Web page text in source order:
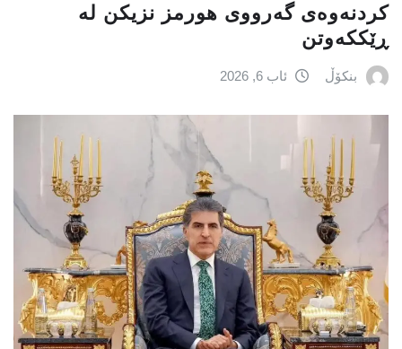
كردنەوەی گەرووی هورمز نزیكن لە
ڕێككەوتن
بنکۆڵ ئاب 6, 2026